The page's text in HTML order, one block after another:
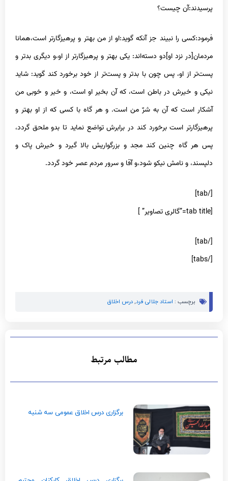
پرسیدند:آن چیست‌؟
فرمود:کسى را نبیند جز آنکه گوید:او از من بهتر و پرهیزگارتر است،همانا
مردمان[در نزد او]دو دسته‌اند: یکى بهتر و پرهیزگارتر از او،و دیگرى بدتر و
پست‌تر از او، پس چون با بدتر و پست‌تر از خود برخورد کند گوید: شاید
نیکى و خیرش در باطن است، که آن بخیر او است، و خیر و خوبى من
آشکار است که آن به شرّ من است. و هر گاه با کسى که از او بهتر و
پرهیزگارتر است برخورد کند در برابرش تواضع نماید تا بدو ملحق گردد،
پس هر گاه چنین کند مجد و بزرگواریش بالا گیرد و خیرش پاک و
دلپسند، و نامش نیکو شود،و آقا و سرور مردم عصر خود گردد.
[/tab]
[tab title=”گالری تصاویر” ]
[/tab]
[/tabs]
برچسب : استاد جلالی فرد,درس اخلاق
مطالب مرتبط
برگزاری درس اخلاق عمومی سه شنبه